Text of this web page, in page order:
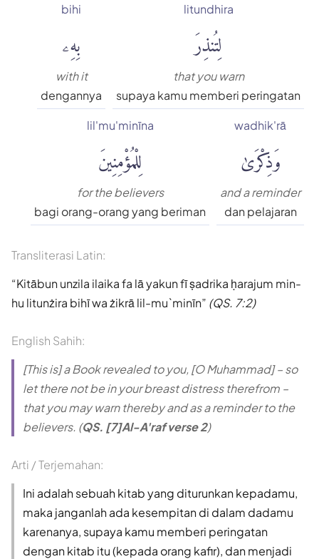
litundhira
لِتُنذِرَ
that you warn
supaya kamu memberi peringatan
bihi
بِهِۦ
with it
dengannya
wadhik'rā
وَذِكْرَىٰ
and a reminder
dan pelajaran
lil'mu'minīna
لِلْمُؤْمِنِينَ
for the believers
bagi orang-orang yang beriman
Transliterasi Latin:
Kitābun unzila ilaika fa lā yakun fī ṣadrika ḥarajum min-
hu litunżira bihī wa żikrā lil-mu`minīn (QS. 7:2)
English Sahih:
[This is] a Book revealed to you, [O Muhammad] – so
let there not be in your breast distress therefrom –
that you may warn thereby and as a reminder to the
believers. (QS. [7]Al-A'raf verse 2)
Arti / Terjemahan:
Ini adalah sebuah kitab yang diturunkan kepadamu,
maka janganlah ada kesempitan di dalam dadamu
karenanya, supaya kamu memberi peringatan
dengan kitab itu (kepada orang kafir), dan menjadi